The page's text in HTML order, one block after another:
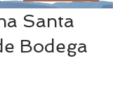
Santa
Bodega